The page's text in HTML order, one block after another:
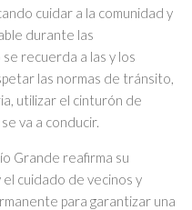
cuidar a la comunidad y
durante las
recuerda a las y los
las normas de tránsito,
utilizar el cinturón de
va a conducir.
Grande reafirma su
el cuidado de vecinos y
para garantizar una